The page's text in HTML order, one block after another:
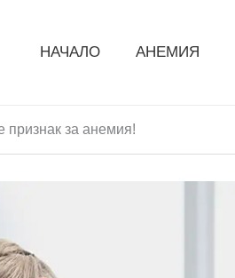
НАЧАЛО АНЕМИЯ
признак за анемия!